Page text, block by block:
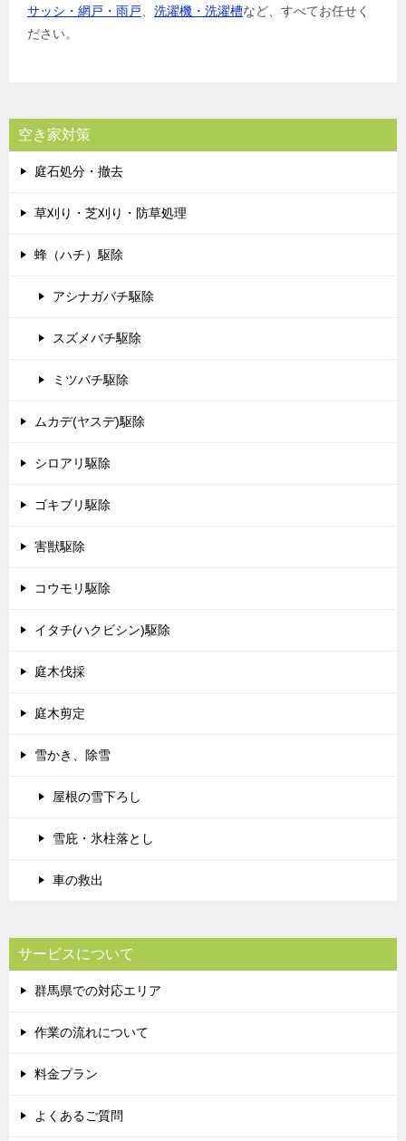
サッシ・網戸・雨戸、 洗濯機・洗濯槽など、すべてお任せく
ださい。
空き家対策
庭石処分・撤去
草刈り・芝刈り・防草処理
蜂（ハチ）駆除
アシナガバチ駆除
スズメバチ駆除
ミツバチ駆除
ムカデ(ヤスデ)駆除
シロアリ駆除
ゴキブリ駆除
害獣駆除
コウモリ駆除
イタチ(ハクビシン)駆除
庭木伐採
庭木剪定
雪かき、除雪
屋根の雪下ろし
雪庇・氷柱落とし
車の救出
サービスについて
群馬県での対応エリア
作業の流れについて
料金プラン
よくあるご質問